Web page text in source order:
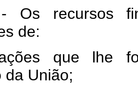
Os recursos
de:
que lhe
da União;